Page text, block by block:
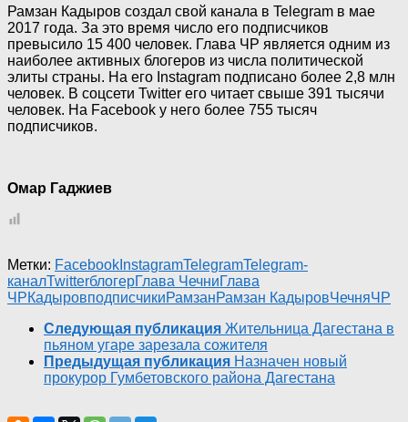
Рамзан Кадыров создал свой канала в Telegram в мае
2017 года. За это время число его подписчиков
превысило 15 400 человек. Глава ЧР является одним из
наиболее активных блогеров из числа политической
элиты страны. На его Instagram подписано более 2,8 млн
человек. В соцсети Twitter его читает свыше 391 тысячи
человек. На Facebook у него более 755 тысяч
подписчиков.
Омар Гаджиев
Метки: Facebook InstagramTelegramTelegram-
каналTwitterблогерГлава ЧечниГлава
ЧРКадыровподписчикиРамзанРамзан КадыровЧечняЧР
Следующая публикация Жительница Дагестана в
пьяном угаре зарезала сожителя
Предыдущая публикация Назначен новый
прокурор Гумбетовского района Дагестана